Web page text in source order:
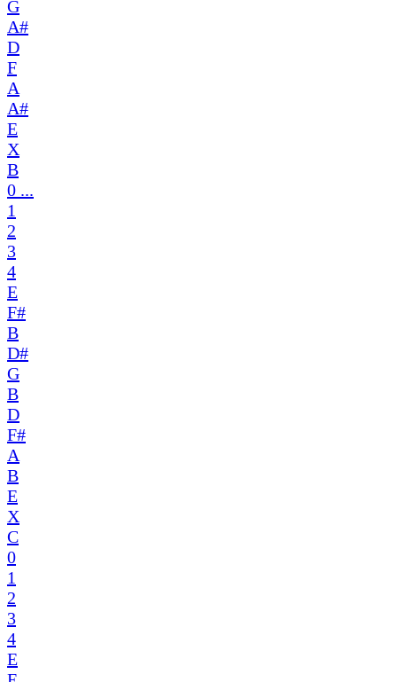
G
A#
D
F
A
A#
E
X
B
0 ...
1
2
3
4
E
F#
B
D#
G
B
D
F#
A
B
E
X
C
0
1
2
3
4
E